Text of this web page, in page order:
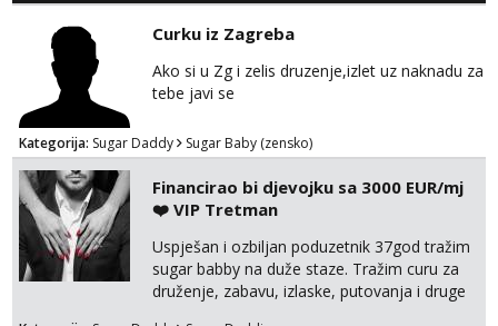
Curku iz Zagreba
Ako si u Zg i zelis druzenje,izlet uz naknadu za
tebe javi se
Kategorija: Sugar Daddy Sugar Baby (zensko)
Financirao bi djevojku sa 3000 EUR/mj
❤️ VIP Tretman
Uspješan i ozbiljan poduzetnik 37god tražim
sugar babby na duže staze. Tražim curu za
druženje, zabavu, izlaske, putovanja i druge